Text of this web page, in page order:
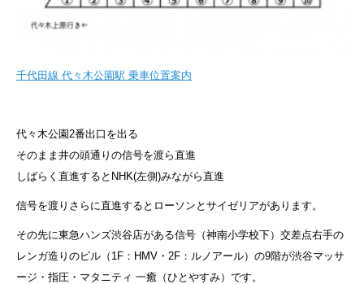
千代田線 代々木公園駅 乗車位置案内
代々木公園2番出口を出る
そのまま井の頭通りの信号を渡ら直進
しばらく直進するとNHK(左側)みながら直進
信号を渡りさらに直進するとローソンとサイゼリアがあります。
その先に東急ハンズ渋谷店がある信号（神南小学校下）交差点右手の
レンガ造りのビル（1F：HMV・2F：ルノアール）の9階が渋谷マッサ
ージ・指圧・マタニティ 一癒（ひとやすみ）です。